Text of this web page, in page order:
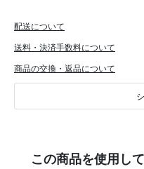
配送について
送料・決済手数料について
商品の交換・返品について
この商品を使用し